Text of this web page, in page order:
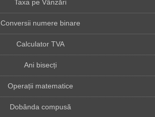
Taxa pe Vânzări
Conversii numere binare
Calculator TVA
Ani bisecți
Operații matematice
Dobânda compusă